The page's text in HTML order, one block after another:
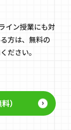
イン授業にも対
方は、無料の
ださい。
）